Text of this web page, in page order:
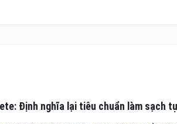
Định nghĩa lại tiêu chuẩn làm sạch